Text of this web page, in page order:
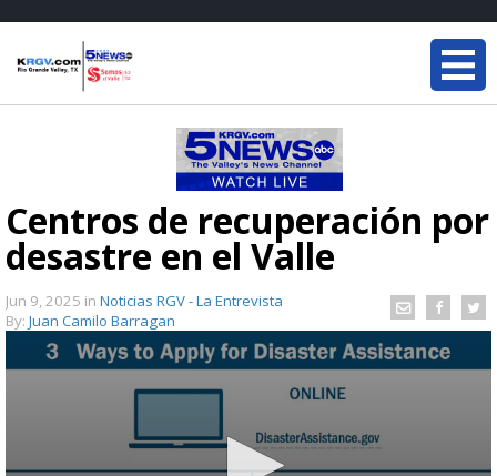
Centros de recuperación por
desastre en el Valle
Jun 9, 2025 in Noticias RGV - La Entrevista
By: Juan Camilo Barragan